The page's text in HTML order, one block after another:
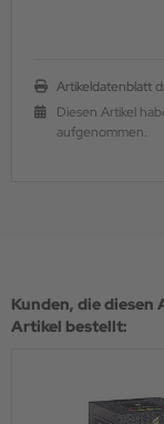
Artikeldatenblatt
Diesen Artikel
aufgenommen.
Kunden, die
Artikel bestellt: